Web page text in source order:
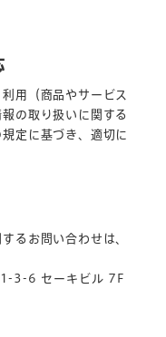
用（商品やサービス
の取り扱いに関する
定に基づき、適切に
るお問い合わせは、
3-6 セーキビル 7F